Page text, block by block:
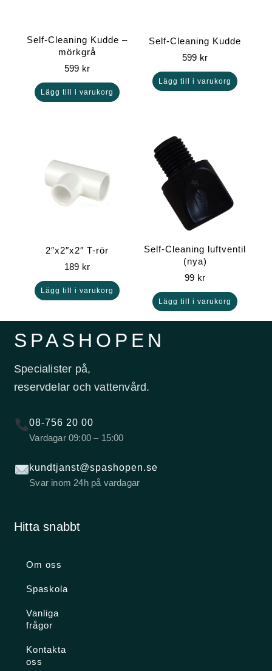
Self-Cleaning Kudde –
mörkgrå
599 kr
Lägg till i varukorg
Self-Cleaning Kudde
599 kr
Lägg till i varukorg
2″x2″x2″ T-rör
189 kr
Lägg till i varukorg
Self-Cleaning luftventil
(nya)
99 kr
Lägg till i varukorg
SPASHOPEN
Specialister på,
reservdelar och vattenvård.
08-756 20 00
Vardagar 09:00 – 15:00
kundtjanst@spashopen.se
Svar inom 24h på vardagar
Hitta snabbt
Om oss
Spaskola
Vanliga
frågor
Kontakta
oss